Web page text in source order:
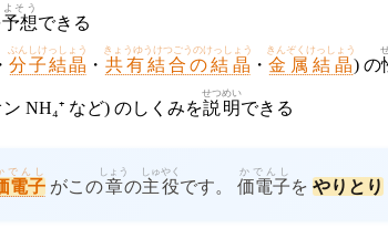
予想
よそう
できる
・ 分子結晶
ぶんしけっしょう
・ 共有結合の結晶
きょうゆうけつごうのけっしょう
・ 金属結晶
きんぞくけっしょう
) の
NH₄⁺ など) のしくみを説明
せつめい
できる
電子
でんし
がこの章
しょう
の主役
しゅやく
です。 価電子
かでんし
を やりとり